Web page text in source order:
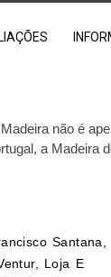
não é
a
Santana,
Loja E